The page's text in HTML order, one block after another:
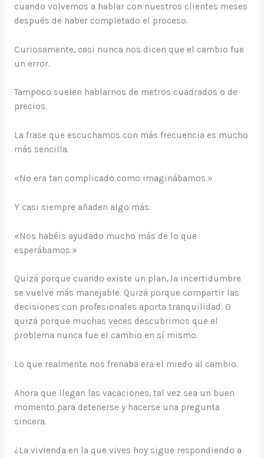
cuando volvemos a hablar con nuestros clientes meses
después de haber completado el proceso.
Curiosamente, casi nunca nos dicen que el cambio fue
un error.
Tampoco suelen hablarnos de metros cuadrados o de
precios.
La frase que escuchamos con más frecuencia es mucho
más sencilla.
«No era tan complicado como imaginábamos.»
Y casi siempre añaden algo más.
«Nos habéis ayudado mucho más de lo que
esperábamos.»
Quizá porque cuando existe un plan, la incertidumbre
se vuelve más manejable. Quizá porque compartir las
decisiones con profesionales aporta tranquilidad. O
quizá porque muchas veces descubrimos que el
problema nunca fue el cambio en sí mismo.
Lo que realmente nos frenaba era el miedo al cambio.
Ahora que llegan las vacaciones, tal vez sea un buen
momento para detenerse y hacerse una pregunta
sincera.
¿La vivienda en la que vives hoy sigue respondiendo a